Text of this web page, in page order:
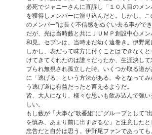
必死でジャニーさんに直訴し「１０人目のメ
を獲得しメンバーに滑り込んだと。しかし、こ
のメンバー”は長く不信感をぬぐい去る事がで
だが、光は当時藪と共にＪＵＭＰ創設中心メ
和見。セブンは、当時まだ幼く遠巻き。伊野尾
しかし、表だって味方に付くことはできなく
けてきてくれたのは誰々だったか、生涯決し
ブられ無視され孤立した時、いくつか取る道
に「逃げる」という方法がある。今となって
う逃げ道は有益だったと言えるようだ。
皆、大人になり、様々な思いも飲み込んで強
しい。
もし藪が「大事な”歌番組”に”グループとして”
を慎み、あまり前に出すぎるな」と注意した
忠告だと自分は思う。伊野尾ファンであっても